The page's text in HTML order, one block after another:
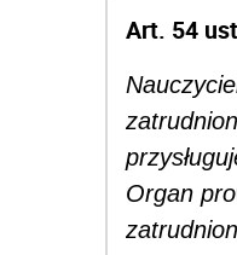
Art. 54
Organ